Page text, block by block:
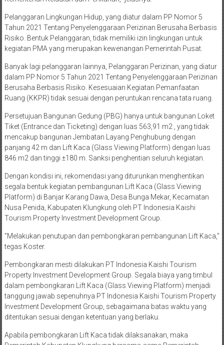
Pelanggaran Lingkungan Hidup, yang diatur dalam PP Nomor 5
Tahun 2021 Tentang Penyelenggaraan Perizinan Berusaha Berbasis
Risiko. Bentuk Pelanggaran, tidak memiliki izin lingkungan untuk
kegiatan PMA yang merupakan kewenangan Pemerintah Pusat.
Banyak lagi pelanggaran lainnya, Pelanggaran Perizinan, yang diatur
dalam PP Nomor 5 Tahun 2021 Tentang Penyelenggaraan Perizinan
Berusaha Berbasis Risiko. Kesesuaian Kegiatan Pemanfaatan
Ruang (KKPR) tidak sesuai dengan peruntukan rencana tata ruang.
Persetujuan Bangunan Gedung (PBG) hanya untuk bangunan Loket
Tiket (Entrance dan Ticketing) dengan luas 563,91 m2 , yang tidak
mencakup bangunan Jembatan Layang Penghubung dengan
panjang 42 m dan Lift Kaca (Glass Viewing Platform) dengan luas
846 m2 dan tinggi ±180 m. Sanksi penghentian seluruh kegiatan.
Dengan kondisi ini, rekomendasi yang diturunkan menghentikan
segala bentuk kegiatan pembangunan Lift Kaca (Glass Viewing
Platform) di Banjar Karang Dawa, Desa Bunga Mekar, Kecamatan
Nusa Penida, Kabupaten Klungkung oleh PT Indonesia Kaishi
Tourism Property Investment Development Group.
”Melakukan penutupan dan pembongkaran pembangunan Lift Kaca,”
tegas Koster.
Pembongkaran mesti dilakukan PT Indonesia Kaishi Tourism
Property Investment Development Group. Segala biaya yang timbul
dalam pembongkaran Lift Kaca (Glass Viewing Platform) menjadi
tanggung jawab sepenuhnya PT Indonesia Kaishi Tourism Property
Investment Development Group, sebagaimana batas waktu yang
ditentukan sesuai dengan ketentuan yang berlaku.
Apabila pembongkaran Lift Kaca tidak dilaksanakan, maka